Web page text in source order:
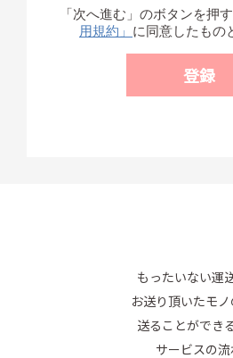
「次へ進む」のボタンを押
用規約」 に同意したもの
もったいない運
お送り頂いたモ
送ることができ
サービスの